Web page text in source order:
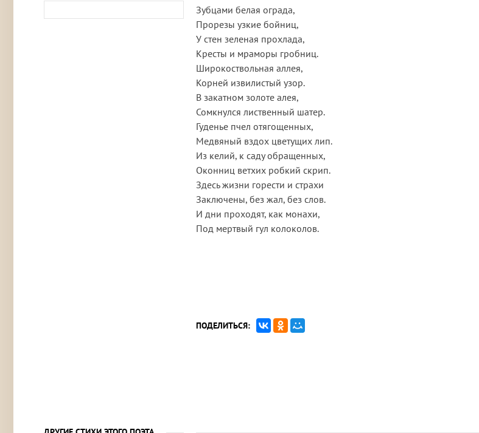
Зубцами белая ограда,
Прорезы узкие бойниц,
У стен зеленая прохлада,
Кресты и мраморы гробниц.
Широкоствольная аллея,
Корней извилистый узор.
В закатном золоте алея,
Сомкнулся лиственный шатер.
Гуденье пчел отягощенных,
Медвяный вздох цветущих лип.
Из келий, к саду обращенных,
Оконниц ветхих робкий скрип.
Здесь жизни горести и страхи
Заключены, без жал, без слов.
И дни проходят, как монахи,
Под мертвый гул колоколов.
ПОДЕЛИТЬСЯ: